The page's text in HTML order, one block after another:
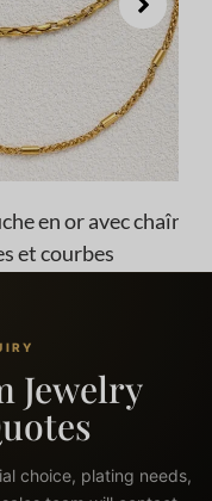
avec chaînes
Jewelry
choice, plating needs,